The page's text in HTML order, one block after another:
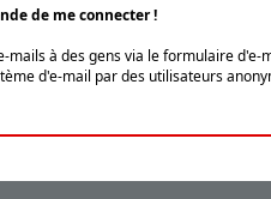
de me connecter !
à des gens via le formulaire
d'e-mail par des utilisateurs